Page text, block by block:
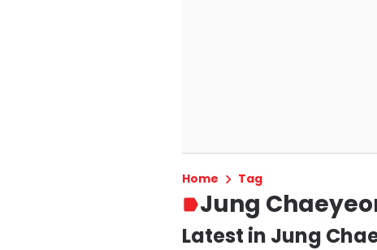
Home Tag
Jung
Latest in Jung